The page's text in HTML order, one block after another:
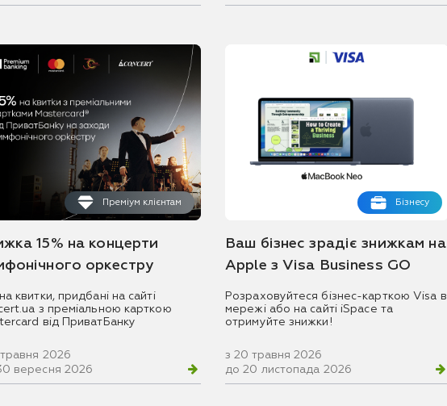
Преміум клієнтам
15% на концерти
оркестру
квитки, придбані на сайті
з преміальною карткою
від ПриватБанку
травня 2026
вересня 2026
Бізнесу
Ваш бізнес зрадіє знижкам на
Apple з Visa Business GO
Розраховуйтеся бізнес-карткою Visa в
мережі або на сайті iSpace та
отримуйте знижки!
з 20 травня 2026
до 20 листопада 2026